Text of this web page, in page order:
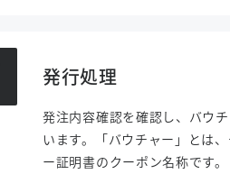
発行処理
発注内容確認を確認し、バウ
います。「バウチャー」とは
ー証明書のクーポン名称です。